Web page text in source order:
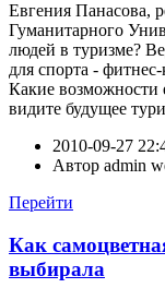
Евгения Панасова,
Гуманитарного
людей в туризме?
для спорта -
Какие возможности
видите будущее
2010-09-27
Автор admin
Перейти
Как
выбирала